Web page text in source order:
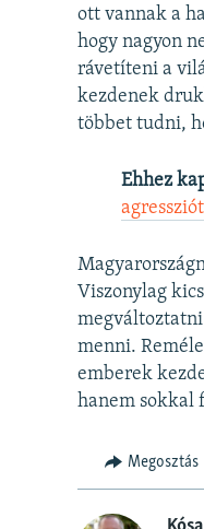
ott vannak a
hogy nagyon
rávetíteni a
kezdenek
többet tudni,
Ehhez
agressziót
Viszonylag
megváltoztatni
menni.
emberek
hanem sokkal
Megosztás